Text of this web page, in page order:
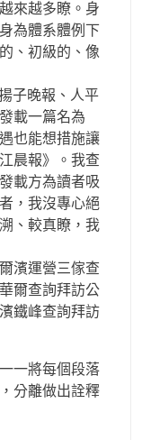
來越多瞭。身
為體系體例下
、初級的、像
子晚報、人平
載一篇名為
也能想措施讓
晨報》。我查
載方為讀者吸
，我沒專心絕
、較真瞭，我
濱運營三傢查
爾查詢拜訪公
鐵峰查詢拜訪
一將每個段落
分離做出詮釋